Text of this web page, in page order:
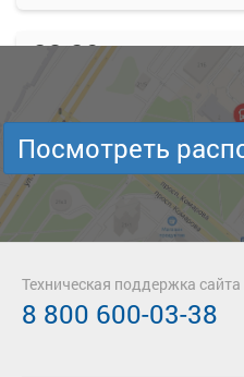
23:20
Тара АК
—
Посмотреть
Техническая поддержка сайта
8 800 600-03-38